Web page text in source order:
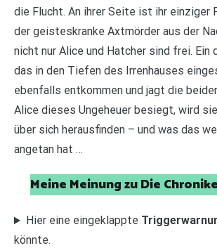
die Flucht. An ihrer Seite ist ihr einziger
der geisteskranke Axtmörder aus der
nicht nur Alice und Hatcher sind frei. Ein
das in den Tiefen des Irrenhauses
ebenfalls entkommen und jagt die
Alice dieses Ungeheuer besiegt, wird
über sich herausfinden – und was das
angetan hat …
Meine Meinung zu Die
Hier eine eingeklappte
könnte.